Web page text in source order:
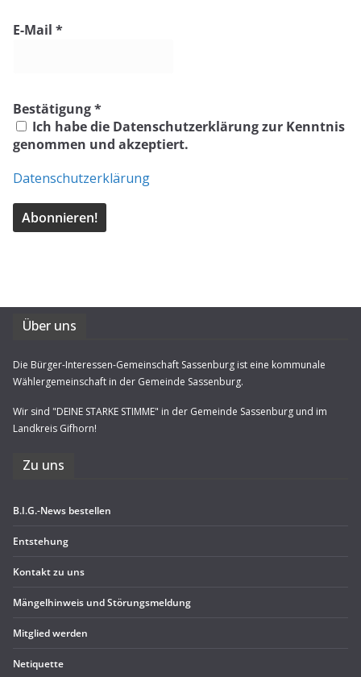
E-Mail *
Bestätigung*
Ich habe die Datenschutzerklärung zur Kenntnis
genommen und akzeptiert.
Datenschutzerklärung
Über uns
Die Bürger-Interessen-Gemeinschaft Sassenburg ist eine kommunale
Wählergemeinschaft in der Gemeinde Sassenburg.
Wir sind "DEINE STARKE STIMME" in der Gemeinde Sassenburg und im
Landkreis Gifhorn!
Zu uns
B.I.G.-News bestel­len
Ent­ste­hung
Kon­takt zu uns
Män­gel­hin­weis und Störungsmeldung
Mit­glied werden
Neti­quette